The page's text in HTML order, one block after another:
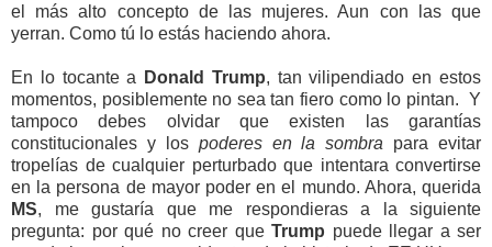
el más alto concepto de las mujeres. Aun con las que
yerran. Como tú lo estás haciendo ahora.
En lo tocante a Donald Trump, tan vilipendiado en estos
momentos, posiblemente no sea tan fiero como lo pintan. Y
tampoco debes olvidar que existen las garantías
constitucionales y los poderes en la sombra para evitar
tropelías de cualquier perturbado que intentara convertirse
en la persona de mayor poder en el mundo. Ahora, querida
MS, me gustaría que me respondieras a la siguiente
pregunta: por qué no creer que Trump puede llegar a ser